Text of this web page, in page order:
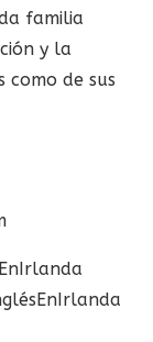
familia
y la
de sus